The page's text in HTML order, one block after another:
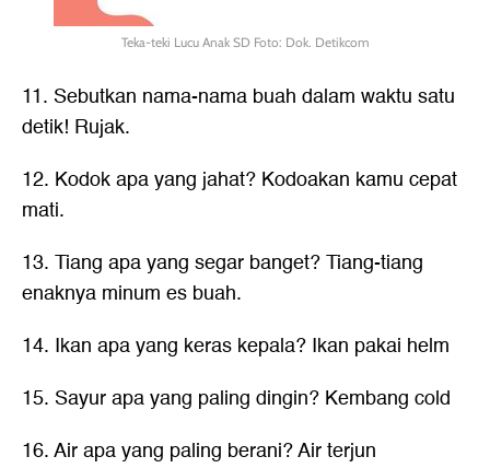
Teka-teki Lucu Anak SD Foto: Dok. Detikcom
11. Sebutkan nama-nama buah dalam waktu satu
detik! Rujak.
12. Kodok apa yang jahat? Kodoakan kamu cepat
mati.
13. Tiang apa yang segar banget? Tiang-tiang
enaknya minum es buah.
14. Ikan apa yang keras kepala? Ikan pakai helm
15. Sayur apa yang paling dingin? Kembang cold
16. Air apa yang paling berani? Air terjun